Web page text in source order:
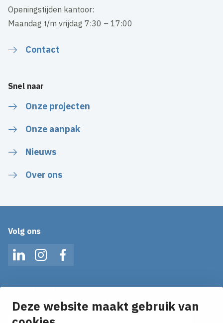
Deze website maakt gebruik van
Openingstijden kantoor:
Maandag t/m vrijdag 7:30 – 17:00
Contact
Snel naar
Onze projecten
Onze aanpak
Nieuws
Over ons
Volg ons
LinkedInInstagramFacebook
Ontvang onze nieuws alerts in je mailbox!
E-mailadres